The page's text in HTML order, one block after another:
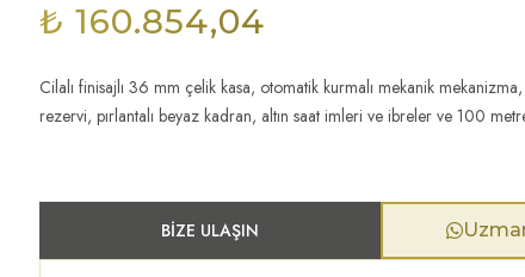
₺ 160.854,04
Cilalı finisajlı 36 mm çelik kasa, otomatik kurmalı mekanik
rezervi, pırlantalı beyaz kadran, altın saat imleri ve ibreler ve 100
BIZE ULAŞIN